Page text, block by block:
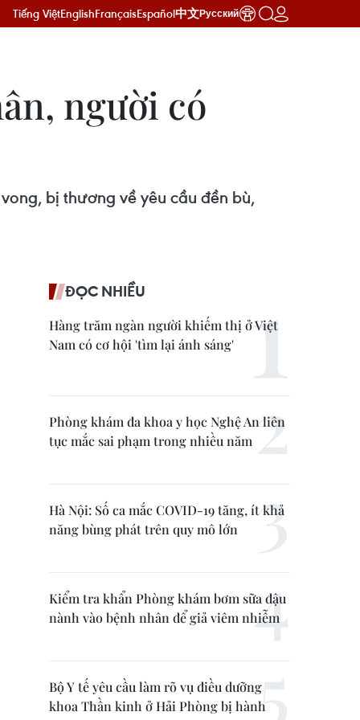
Tiếng ViệtEnglishFrançaisEspañol中文Русский
người có
bị thương về yêu cầu đền bù,
ĐỌC NHIỀU
Hàng trăm ngàn người khiếm thị ở Việt
Nam có cơ hội 'tìm lại ánh sáng'
Phòng khám đa khoa y học Nghệ An liên
tục mắc sai phạm trong nhiều năm
Hà Nội: Số ca mắc COVID-19 tăng, ít khả
năng bùng phát trên quy mô lớn
Kiểm tra khẩn Phòng khám bơm sữa đậu
nành vào bệnh nhân để giả viêm nhiễm
Bộ Y tế yêu cầu làm rõ vụ điều dưỡng
khoa Thần kinh ở Hải Phòng bị hành